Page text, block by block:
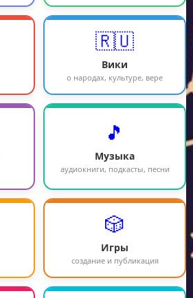
🇷🇺
Вики
о народах, культуре, вере
🎵
Музыка
аудиокниги, подкасты, песни
🎲
Игры
создание и публикация